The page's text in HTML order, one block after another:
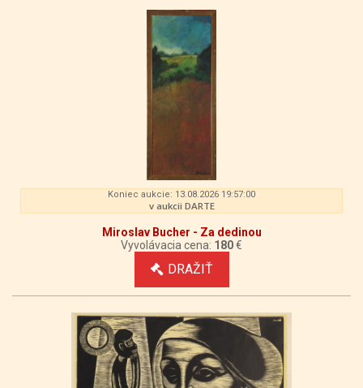
Koniec aukcie: 13.08.2026 19:57:00
v aukcii DARTE
Miroslav Bucher - Za dedinou
Vyvolávacia cena: 180€
DRAŽIŤ